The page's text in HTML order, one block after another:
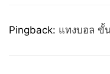
Pingback: แทงบอล ขั้